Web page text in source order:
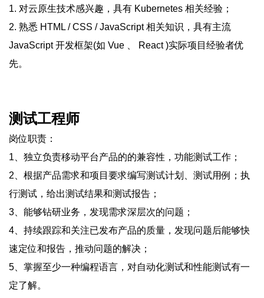
1. 对云原生技术感兴趣，具有 Kubernetes 相关经验；
2. 熟悉 HTML / CSS / JavaScript 相关知识，具有主流
JavaScript 开发框架(如 Vue 、 React )实际项目经验者优
先。
测试工程师
岗位职责：
1、独立负责移动平台产品的的兼容性，功能测试工作；
2、根据产品需求和项目要求编写测试计划、测试用例；执
行测试，给出测试结果和测试报告；
3、能够钻研业务，发现需求深层次的问题；
4、持续跟踪和关注已发布产品的质量，发现问题后能够快
速定位和报告，推动问题的解决；
5、掌握至少一种编程语言，对自动化测试和性能测试有一
定了解。